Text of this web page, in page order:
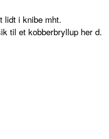
lidt i knibe mht.
til et kobberbryllup her d.